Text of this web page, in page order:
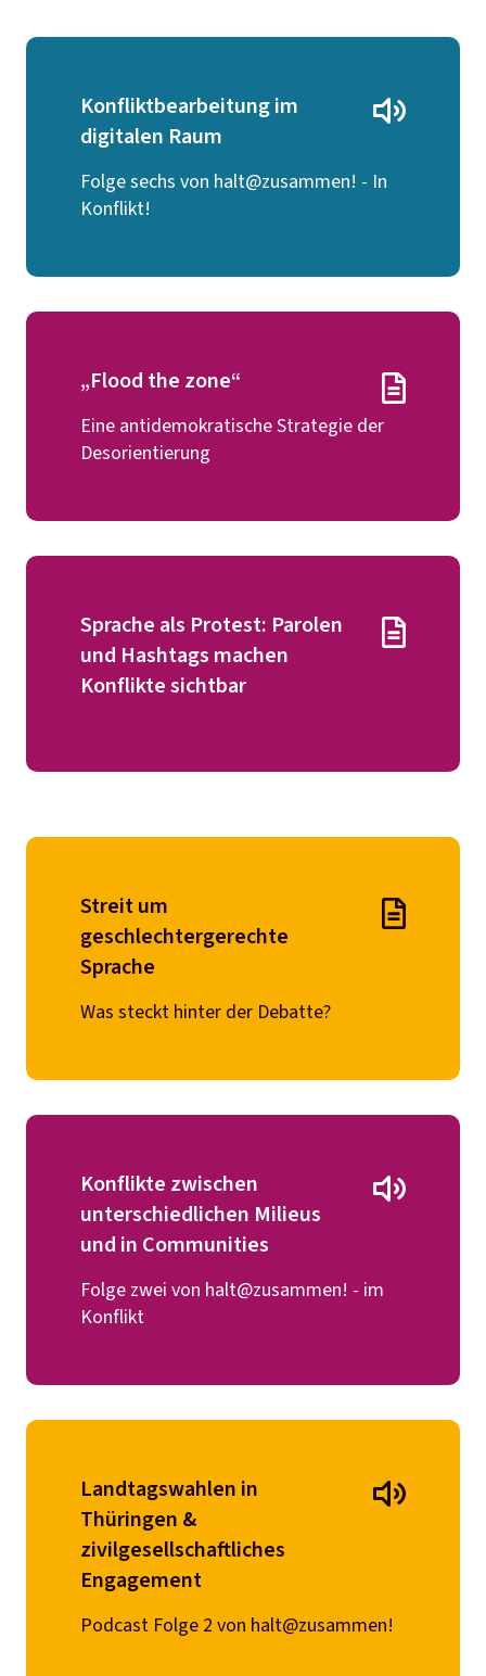
Konfliktbearbeitung im
digitalen Raum
Folge sechs von halt@zusammen! - In
Konflikt!
„Flood the zone“
Eine antidemokratische Strategie der
Desorientierung
Sprache als Protest: Parolen
und Hashtags machen
Konflikte sichtbar
Streit um
geschlechtergerechte
Sprache
Was steckt hinter der Debatte?
Konflikte zwischen
unterschiedlichen Milieus
und in Communities
Folge zwei von halt@zusammen! - im
Konflikt
Landtagswahlen in
Thüringen &
zivilgesellschaftliches
Engagement
Podcast Folge 2 von halt@zusammen!